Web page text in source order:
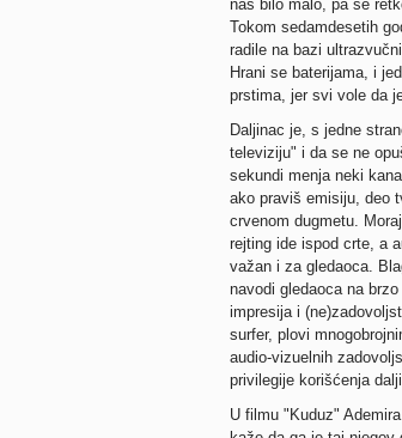
nas bilo malo, pa se
Tokom sedamdesetih
radile na bazi
Hrani se baterijama, i
prstima, jer svi vole da
Daljinac je, s jedne
televiziju" i da se ne
sekundi menja neki
ako praviš emisiju, deo
crvenom dugmetu.
rejting ide ispod crte, a
važan i za gledaoca.
navodi gledaoca na
impresija i
surfer, plovi
audio-vizuelnih
privilegije korišćenja
U filmu "Kuduz"